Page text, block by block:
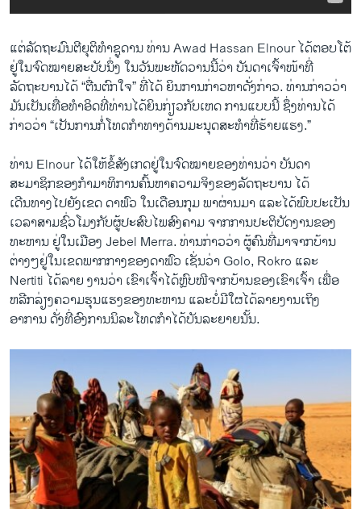
ແຕ່​ລັດຖະມົນຕີ​ຍຸຕິ​ທຳຊູ​ດານ ທ່ານ Awad Hassan Elnour ​ໄດ້​ຕອບ​ໂຕ້​
ຢູ່​ໃນ​ຈົດໝາຍ​ສະບັບ​ນຶ່ງ ​ໃນ​ວັນ​ພະຫັດ​ວານ​ນີ້ວ່າ ບັນດາ​ເຈົ້າ​ໜ້າ​ທີ່
ລັດຖະບານ​ໄດ້ “ຕື່ນ​ຕົກ​ໃຈ” ທີ່​ໄດ້ ຍິນ​ການ​ກ່າວ​ຫາ​ດັ່ງກ່າວ. ທ່ານ​ກ່າວ​ວ່າ
ມັນ​ເປັນ​ເທື່ອ​ທຳ​ອິດ​ທີ່​ທ່ານ​ໄດ້​ຍິນ​ກ່ຽວ​ກັບ​ເຫດ ການແບບ​ນີ້ ຊຶ່ງ​ທ່ານ​ໄດ້​
ກ່າວວ່າ “​ເປັນ​ການກໍ່​ໂທດ​ກຳ​ທາງ​ດ້ານ​ມະນຸດສະທຳ​ທີ່​ຮ້າຍ​ແຮງ.”
ທ່ານ Elnour ​ໄດ້​ໃຫ້​ຂໍ້​ສັງ​ເກດ​ຢູ່​ໃນ​ຈົດໝາຍ​ຂອງ​ທ່ານ​ວ່າ ບັນດາ​
ສະມາຊິກ​ຂອງກຳມາ​ທິການຄົ້ນຫາ​ຄວາມ​ຈິງ​ຂອງລັດຖະບານ ​ໄດ້​
ເດີນທາງ​ໄປຍັງ​ເຂດ ດາ​ຟົວ ​ໃນ​ເດືອນ​ກຸມ ພາຜ່ານ​ມາ ​ແລະ​ໄດ້​ພົບ​ປະ​ເປັນ​
ເວລາ​ສາມ​ຊົ່ວ​ໂມງ​ກັບ​ຜູ້​ປະສົບ​ໄພ​ສົງຄາມ ຈາກ​ການ​ປະ​ຕິບັດ​ງານ​ຂອງ​
ທະຫານ ​ຢູ່​ໃນ​ເມືອງ Jebel Merra. ທ່ານ​ກ່າວ​ວ່າ ຜູ້ຄົນ​ທີ່​ມ​າຈາກບ້ານ
ຕ່າງໆ​ຢູ່ໃນ​ເຂດ​ພາກ​ກາງຂອງ​ດາຟົວ ​ເຊັ່ນ​ວ່າ Golo, Rokro ​ແລະ
Nertiti ​ໄດ້​ລາຍ​ ງານ​ວ່າ​ ເຂົາ​ເຈົ້າ​ໄດ້​ຫຼົບໜີ​ຈາກບ້ານ​ຂອງ​ເຂົາເຈົ້າ ​ເພື່ອ​
ຫລີກ​ລ່ຽງຄວາມ​ຮຸນ​ແຮງ​ຂອງ​ທະຫານ ​ແລະ​ບໍ່​ມີ​ໃຜ​ໄດ້​ລາຍ​ງານ​ເຖິງ​
ອາການ ​ດັ່ງ​ທີ່​ອົງການ​ນິລະ​ໂທດ​ກຳ​ໄດ້​ບັນ​ລະ​ຍາຍນັ້ນ.